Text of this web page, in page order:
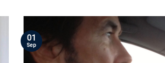
01
Sep